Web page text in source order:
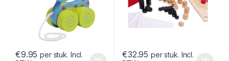
€9.95 per stuk. Incl.
€32.95 per stuk. Incl.